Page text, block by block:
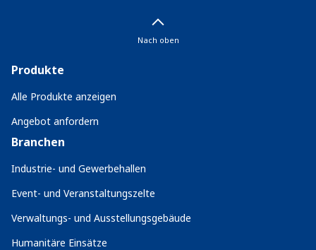
Nach oben
Produkte
Alle Produkte anzeigen
Angebot anfordern
Branchen
Industrie- und Gewerbehallen
Event- und Veranstaltungszelte
Verwaltungs- und Ausstellungsgebäude
Humanitäre Einsätze